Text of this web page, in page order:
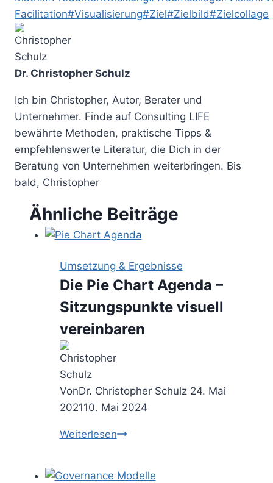
Facilitation#Visualisierung#Ziel#Zielbild#Zielcollage
Dr. Christopher Schulz
Ich bin Christopher, Autor, Berater und
Unternehmer. Finde auf Consulting LIFE
bewährte Methoden, praktische Tipps &
empfehlenswerte Literatur, die Dich in der
Beratung von Unternehmen weiterbringen. Bis
bald, Christopher
Ähnliche Beiträge
Umsetzung & Ergebnisse
Die Pie Chart Agenda –
Sitzungspunkte visuell
vereinbaren
VonDr. Christopher Schulz 24. Mai
202110. Mai 2024
WeiterlesenDie